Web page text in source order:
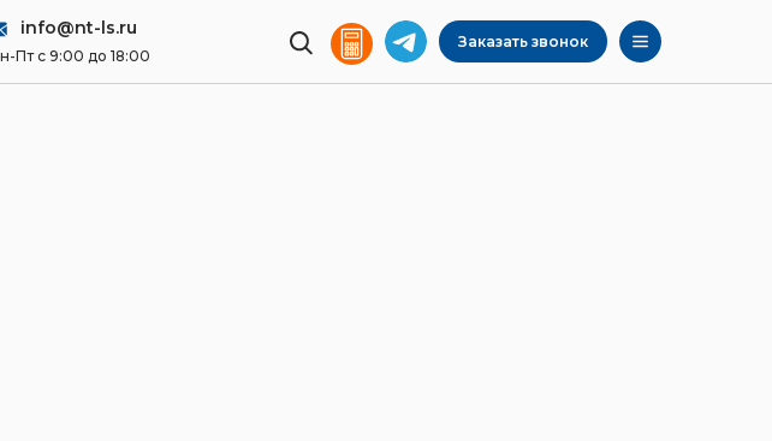
Заказать звонок
info@nt-ls.ru
Пт с 9:00 до 18:00